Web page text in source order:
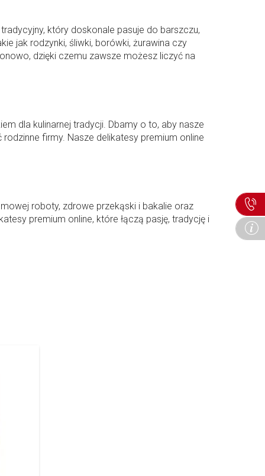
który doskonale pasuje do barszczu,
jak rodzynki, śliwki, borówki, żurawina czy
dzięki czemu zawsze możesz liczyć na
dla kulinarnej tradycji. Dbamy o to, aby nasze
firmy. Nasze delikatesy premium online
roboty, zdrowe przekąski i bakalie oraz
premium online, które łączą pasję, tradycję i